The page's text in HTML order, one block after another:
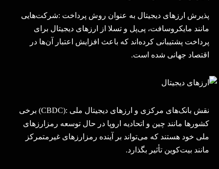
پذیرش ارزهای دیجیتال به عنوان روش پرداخت :شرکت‌هایی
مانند مایکروسافت، پی‌پل و تسلا از ارزهای دیجیتال برای
پرداخت پشتیبانی کرده‌اند که باعث افزایش اعتبار آن‌ها در
اقتصاد جهانی شده است.
نقش بانک‌های مرکزی و ارزهای دیجیتال ملی (CBDC): برخی
کشورها مانند چین و اتحادیه اروپا در حال توسعه رمزارزهای
ملی خود هستند که می‌تواند بر آینده رمزارزهای غیرمتمرکز
مانند بیت‌کوین تأثیر بگذارد.